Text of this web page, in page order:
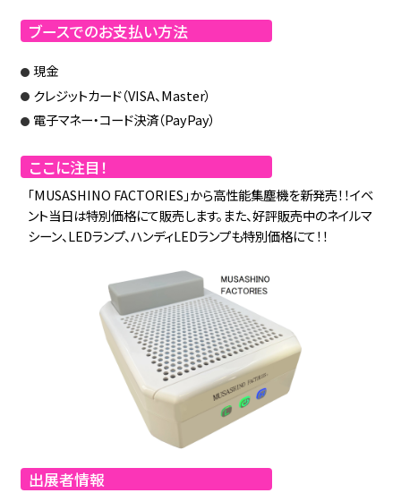
ブースでのお支払い方法
現金
クレジットカード（VISA、Master）
電子マネー・コード決済（PayPay）
ここに注目！
「MUSASHINO FACTORIES」から高性能集塵機を新発売！！イベ
ント当日は特別価格にて販売します。また、好評販売中のネイルマ
シーン、LEDランプ、ハンディLEDランプも特別価格にて！！
出展者情報